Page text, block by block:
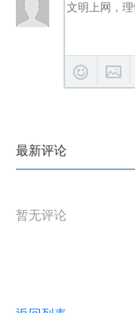
最新评论
暂无评论